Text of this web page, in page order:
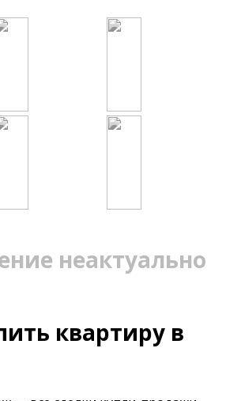
неактуально
квартиру в